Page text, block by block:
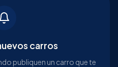
carros
publiquen un carro que te